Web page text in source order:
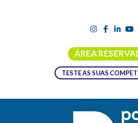
ÁREA
TESTE AS SUAS